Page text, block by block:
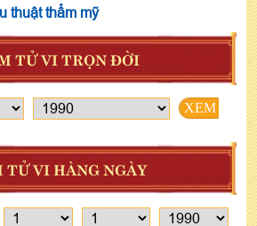
thuật thẩm mỹ
TỬ VI TRỌN ĐỜI
XEM
TỬ VI HÀNG NGÀY